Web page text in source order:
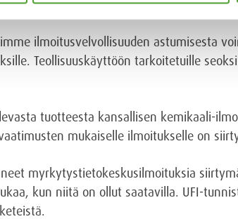
ilmoitusvelvollisuuden astumisesta
Teollisuuskäyttöön tarkoitetuille
tuotteesta kansallisen kemikaali-
mukaiselle ilmoitukselle on
myrkytystietokeskusilmoituksia
kun niitä on ollut saatavilla. UFI-